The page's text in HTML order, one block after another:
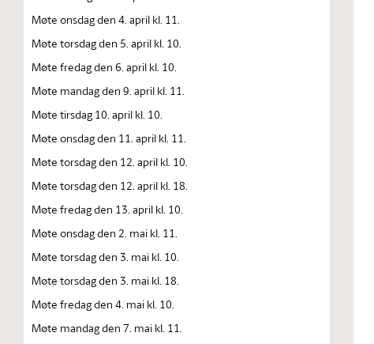
Møte onsdag den 4. april kl. 11.
Møte torsdag den 5. april kl. 10.
Møte fredag den 6. april kl. 10.
Møte mandag den 9. april kl. 11.
Møte tirsdag 10. april kl. 10.
Møte onsdag den 11. april kl. 11.
Møte torsdag den 12. april kl. 10.
Møte torsdag den 12. april kl. 18.
Møte fredag den 13. april kl. 10.
Møte onsdag den 2. mai kl. 11.
Møte torsdag den 3. mai kl. 10.
Møte torsdag den 3. mai kl. 18.
Møte fredag den 4. mai kl. 10.
Møte mandag den 7. mai kl. 11.